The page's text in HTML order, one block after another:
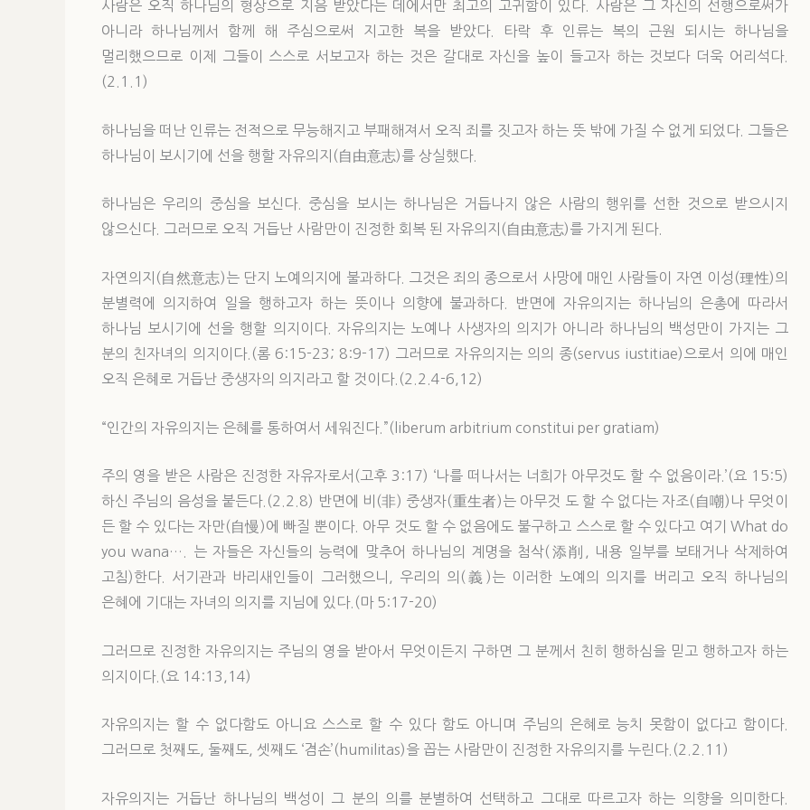
사람은 오직 하나님의 형상으로 지음 받았다는 데에서만 최고의 고귀함이 있다. 사람은 그 자신의 선행으로써가
아니라 하나님께서 함께 해 주심으로써 지고한 복을 받았다. 타락 후 인류는 복의 근원 되시는 하나님을
멀리했으므로 이제 그들이 스스로 서보고자 하는 것은 갈대로 자신을 높이 들고자 하는 것보다 더욱 어리석다.
(2.1.1)
하나님을 떠난 인류는 전적으로 무능해지고 부패해져서 오직 죄를 짓고자 하는 뜻 밖에 가질 수 없게 되었다. 그들은
하나님이 보시기에 선을 행할 자유의지(自由意志)를 상실했다.
하나님은 우리의 중심을 보신다. 중심을 보시는 하나님은 거듭나지 않은 사람의 행위를 선한 것으로 받으시지
않으신다. 그러므로 오직 거듭난 사람만이 진정한 회복 된 자유의지(自由意志)를 가지게 된다.
자연의지(自然意志)는 단지 노예의지에 불과하다. 그것은 죄의 종으로서 사망에 매인 사람들이 자연 이성(理性)의
분별력에 의지하여 일을 행하고자 하는 뜻이나 의향에 불과하다. 반면에 자유의지는 하나님의 은총에 따라서
하나님 보시기에 선을 행할 의지이다. 자유의지는 노예나 사생자의 의지가 아니라 하나님의 백성만이 가지는 그
분의 친자녀의 의지이다.(롬 6:15-23; 8:9-17) 그러므로 자유의지는 의의 종(servus iustitiae)으로서 의에 매인
오직 은혜로 거듭난 중생자의 의지라고 할 것이다.(2.2.4-6,12)
“인간의 자유의지는 은혜를 통하여서 세워진다.”(liberum arbitrium constitui per gratiam)
주의 영을 받은 사람은 진정한 자유자로서(고후 3:17) ‘나를 떠나서는 너희가 아무것도 할 수 없음이라.’(요 15:5)
하신 주님의 음성을 붙든다.(2.2.8) 반면에 비(非) 중생자(重生者)는 아무것 도 할 수 없다는 자조(自嘲)나 무엇이
든 할 수 있다는 자만(自慢)에 빠질 뿐이다. 아무 것도 할 수 없음에도 불구하고 스스로 할 수 있다고 여기 What do
you wana…. 는 자들은 자신들의 능력에 맞추어 하나님의 계명을 첨삭(添削, 내용 일부를 보태거나 삭제하여
고침)한다. 서기관과 바리새인들이 그러했으니, 우리의 의(義)는 이러한 노예의 의지를 버리고 오직 하나님의
은혜에 기대는 자녀의 의지를 지님에 있다.(마 5:17-20)
그러므로 진정한 자유의지는 주님의 영을 받아서 무엇이든지 구하면 그 분께서 친히 행하심을 믿고 행하고자 하는
의지이다.(요 14:13,14)
자유의지는 할 수 없다함도 아니요 스스로 할 수 있다 함도 아니며 주님의 은혜로 능치 못함이 없다고 함이다.
그러므로 첫째도, 둘째도, 셋째도 ‘겸손’(humilitas)을 꼽는 사람만이 진정한 자유의지를 누린다.(2.2.11)
자유의지는 거듭난 하나님의 백성이 그 분의 의를 분별하여 선택하고 그대로 따르고자 하는 의향을 의미한다.